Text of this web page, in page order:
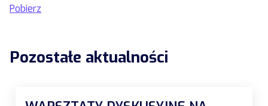
Pobierz
Pozostałe aktualności